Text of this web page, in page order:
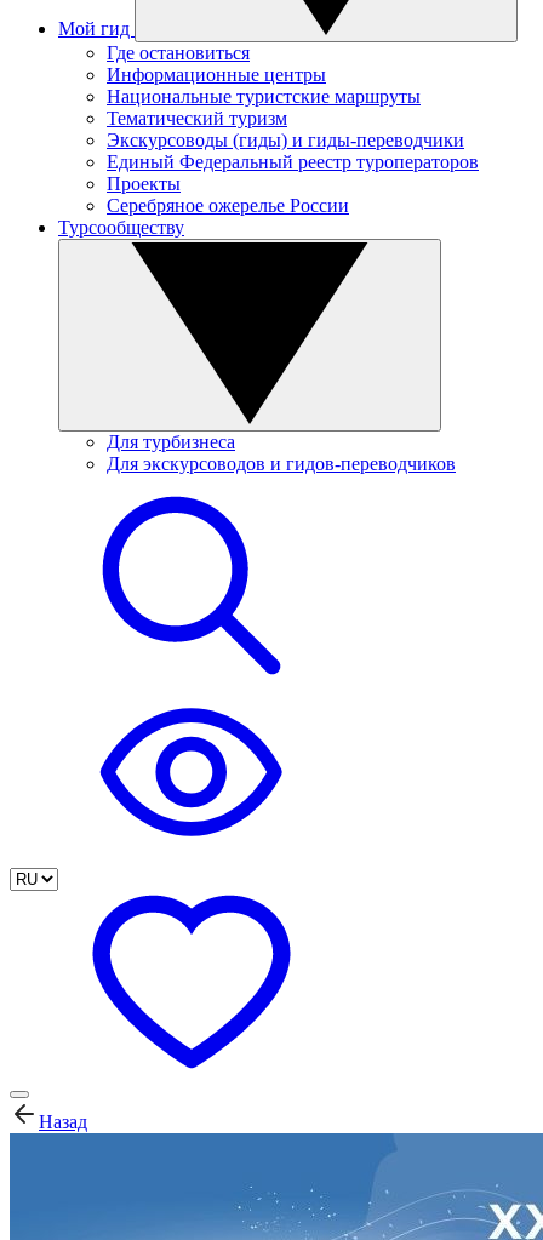
Мой гид
Где остановиться
Информационные центры
Национальные туристские маршруты
Тематический туризм
Экскурсоводы (гиды) и гиды-переводчики
Единый Федеральный реестр туроператоров
Проекты
Серебряное ожерелье России
Турсообществу
Для турбизнеса
Для экскурсоводов и гидов-переводчиков
Назад